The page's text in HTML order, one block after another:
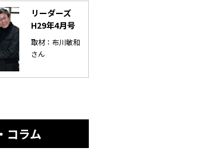
リーダーズ
H29年4月号
取材：布川敏和
さん
コラム